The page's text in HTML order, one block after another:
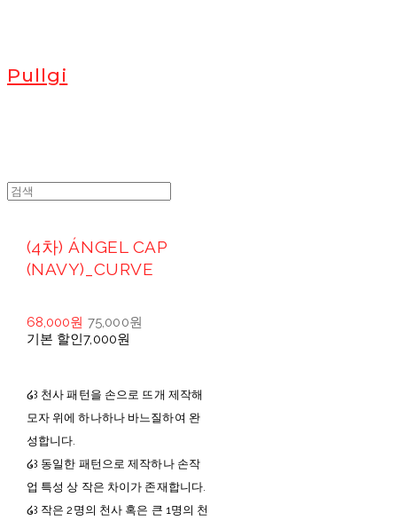
Pullgi
(4차) ÁNGEL CAP
(NAVY)_CURVE
68,000원 75,000원
기본 할인7,000원
໒꒱ 천사 패턴을 손으로 뜨개 제작해
모자 위에 하나하나 바느질하여 완
성합니다.
໒꒱ 동일한 패턴으로 제작하나 손작
업 특성 상 작은 차이가 존재합니다.
໒꒱ 작은 2명의 천사 혹은 큰 1명의 천